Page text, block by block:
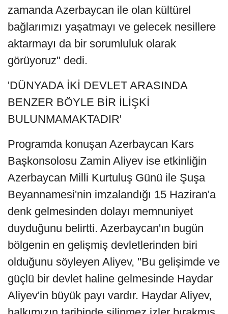
zamanda Azerbaycan ile olan kültürel
bağlarımızı yaşatmayı ve gelecek nesillere
aktarmayı da bir sorumluluk olarak
görüyoruz" dedi.
'DÜNYADA İKİ DEVLET ARASINDA
BENZER BÖYLE BİR İLİŞKİ
BULUNMAMAKTADIR'
Programda konuşan Azerbaycan Kars
Başkonsolosu Zamin Aliyev ise etkinliğin
Azerbaycan Milli Kurtuluş Günü ile Şuşa
Beyannamesi'nin imzalandığı 15 Haziran'a
denk gelmesinden dolayı memnuniyet
duyduğunu belirtti. Azerbaycan'ın bugün
bölgenin en gelişmiş devletlerinden biri
olduğunu söyleyen Aliyev, "Bu gelişimde ve
güçlü bir devlet haline gelmesinde Haydar
Aliyev'in büyük payı vardır. Haydar Aliyev,